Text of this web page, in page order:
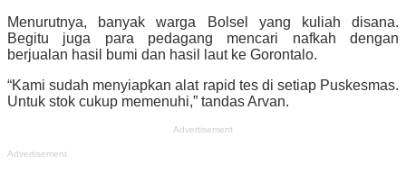
Menurutnya, banyak warga Bolsel yang kuliah disana.
Begitu juga para pedagang mencari nafkah dengan
berjualan hasil bumi dan hasil laut ke Gorontalo.
“Kami sudah menyiapkan alat rapid tes di setiap Puskesmas.
Untuk stok cukup memenuhi,” tandas Arvan.
Advertisement
Advertisement